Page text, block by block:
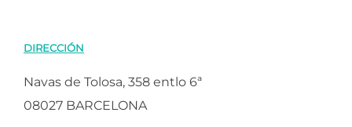
DIRECCIÓN
Navas de Tolosa, 358 entlo 6ª
08027 BARCELONA